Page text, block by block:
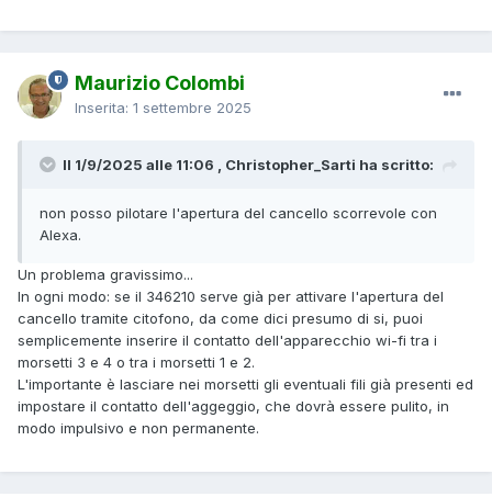
Maurizio Colombi
Inserita: 1 settembre 2025
Il 1/9/2025 alle 11:06 , Christopher_Sarti ha scritto:
non posso pilotare l'apertura del cancello scorrevole con
Alexa.
Un problema gravissimo...
In ogni modo: se il 346210 serve già per attivare l'apertura del
cancello tramite citofono, da come dici presumo di si, puoi
semplicemente inserire il contatto dell'apparecchio wi-fi tra i
morsetti 3 e 4 o tra i morsetti 1 e 2.
L'importante è lasciare nei morsetti gli eventuali fili già presenti ed
impostare il contatto dell'aggeggio, che dovrà essere pulito, in
modo impulsivo e non permanente.